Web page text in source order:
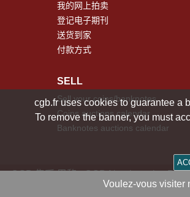
我的网上拍卖
登记电子期刊
送货到家
付款方式
SELL
Sell your coins/banknotes
Coins auctions calendar
Banknotes auctions calendar
CGB 集币 巴黎 - CGB Numismatics
cgb.fr uses cookies to guarantee a
To remove the banner, you must
Voulez-vous visiter